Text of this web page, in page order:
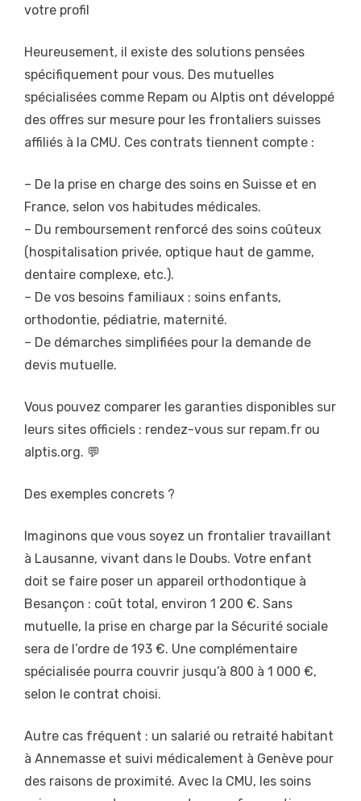
votre profil
Heureusement, il existe des solutions pensées
spécifiquement pour vous. Des mutuelles
spécialisées comme Repam ou Alptis ont développé
des offres sur mesure pour les frontaliers suisses
affiliés à la CMU. Ces contrats tiennent compte :
– De la prise en charge des soins en Suisse et en
France, selon vos habitudes médicales.
– Du remboursement renforcé des soins coûteux
(hospitalisation privée, optique haut de gamme,
dentaire complexe, etc.).
– De vos besoins familiaux : soins enfants,
orthodontie, pédiatrie, maternité.
– De démarches simplifiées pour la demande de
devis mutuelle.
Vous pouvez comparer les garanties disponibles sur
leurs sites officiels : rendez-vous sur repam.fr ou
alptis.org. 💬
Des exemples concrets ?
Imaginons que vous soyez un frontalier travaillant
à Lausanne, vivant dans le Doubs. Votre enfant
doit se faire poser un appareil orthodontique à
Besançon : coût total, environ 1 200 €. Sans
mutuelle, la prise en charge par la Sécurité sociale
sera de l’ordre de 193 €. Une complémentaire
spécialisée pourra couvrir jusqu’à 800 à 1 000 €,
selon le contrat choisi.
Autre cas fréquent : un salarié ou retraité habitant
à Annemasse et suivi médicalement à Genève pour
des raisons de proximité. Avec la CMU, les soins